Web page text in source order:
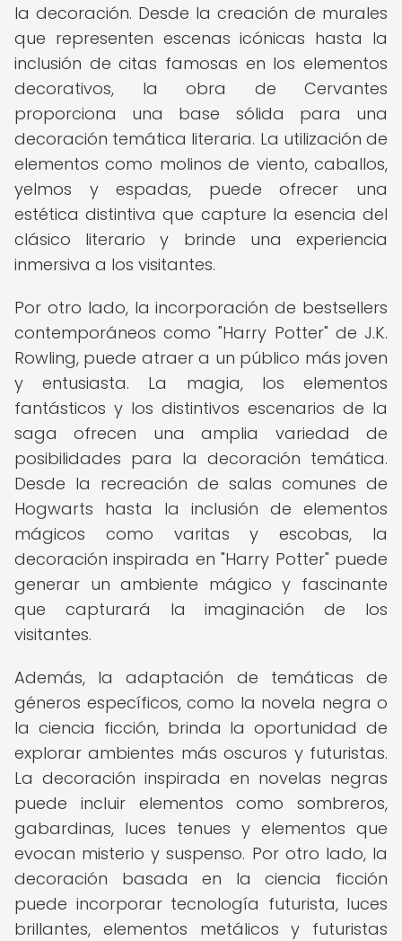
la decoración. Desde la creación de murales
que representen escenas icónicas hasta la
inclusión de citas famosas en los elementos
decorativos, la obra de Cervantes
proporciona una base sólida para una
decoración temática literaria. La utilización de
elementos como molinos de viento, caballos,
yelmos y espadas, puede ofrecer una
estética distintiva que capture la esencia del
clásico literario y brinde una experiencia
inmersiva a los visitantes.
Por otro lado, la incorporación de bestsellers
contemporáneos como "Harry Potter" de J.K.
Rowling, puede atraer a un público más joven
y entusiasta. La magia, los elementos
fantásticos y los distintivos escenarios de la
saga ofrecen una amplia variedad de
posibilidades para la decoración temática.
Desde la recreación de salas comunes de
Hogwarts hasta la inclusión de elementos
mágicos como varitas y escobas, la
decoración inspirada en "Harry Potter" puede
generar un ambiente mágico y fascinante
que capturará la imaginación de los
visitantes.
Además, la adaptación de temáticas de
géneros específicos, como la novela negra o
la ciencia ficción, brinda la oportunidad de
explorar ambientes más oscuros y futuristas.
La decoración inspirada en novelas negras
puede incluir elementos como sombreros,
gabardinas, luces tenues y elementos que
evocan misterio y suspenso. Por otro lado, la
decoración basada en la ciencia ficción
puede incorporar tecnología futurista, luces
brillantes, elementos metálicos y futuristas